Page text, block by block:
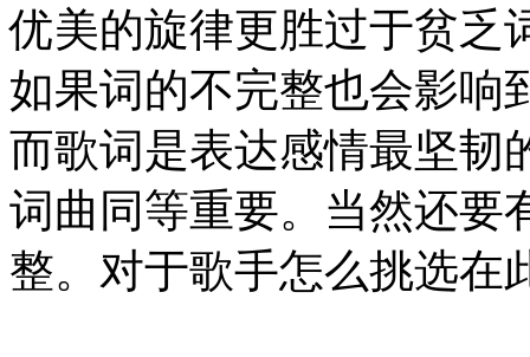
优美的旋律更胜过于贫乏
如果词的不完整也会影响
而歌词是表达感情最坚韧
词曲同等重要。当然还要
整。对于歌手怎么挑选在